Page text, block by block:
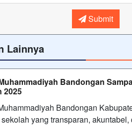
Submit
Lainnya
Bandongan
2025
Bandongan
yang transparan,